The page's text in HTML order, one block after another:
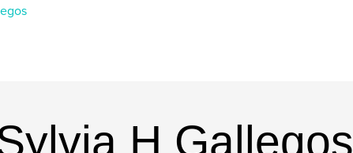
H Gallegos